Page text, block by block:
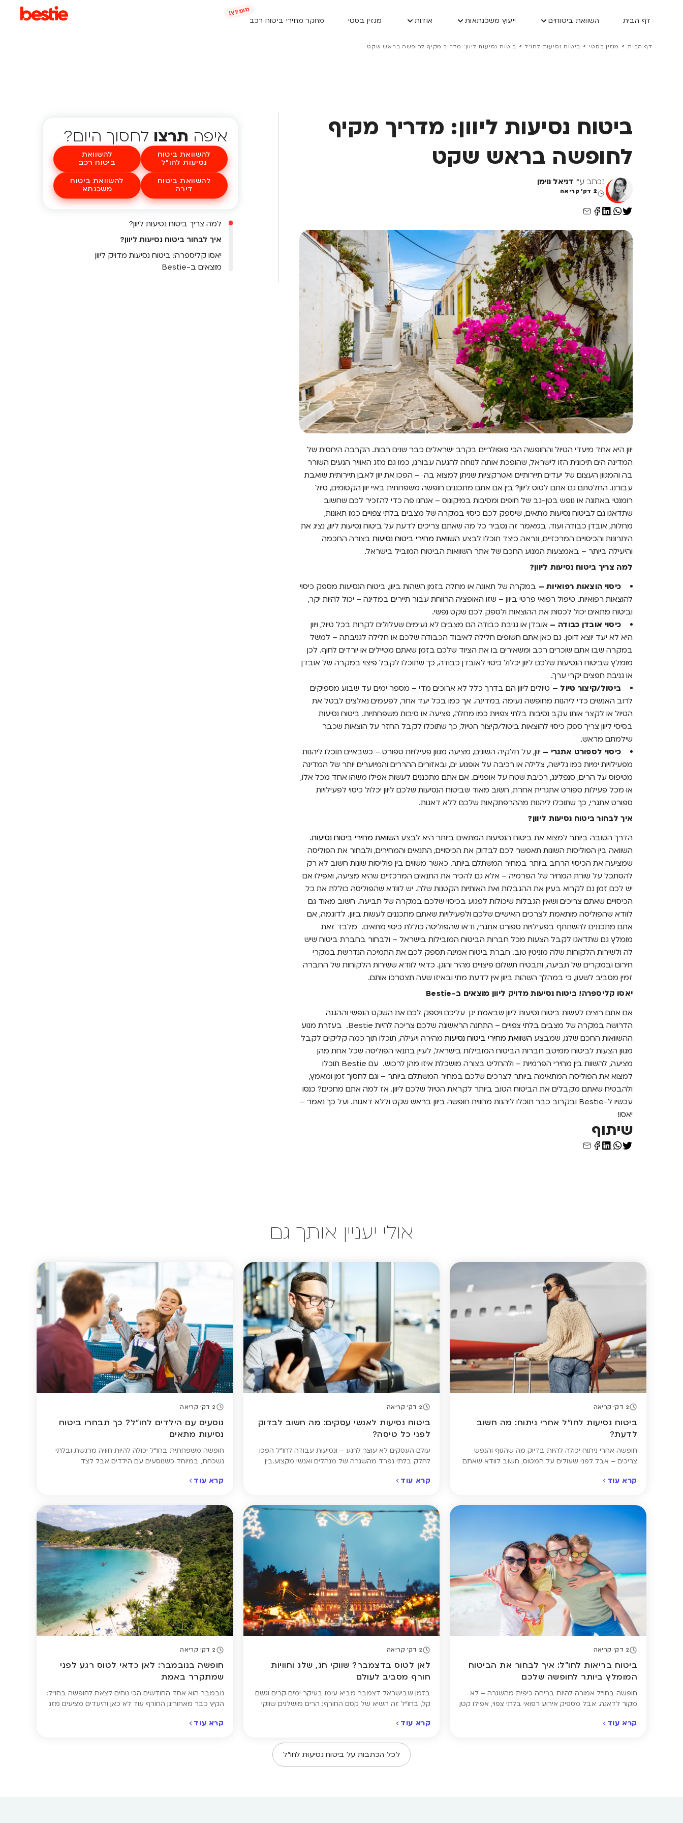
דף הבית השוואת ביטוחים ייעוץ משכנתאות אודות מגזין בסטי מחקר מחירי ביטוח רכב
דף הבית > מגזין בסטי > ביטוח נסיעות לחו״ל > ביטוח נסיעות ליוון: מדריך מקיף לחופשה בראש שקט
ביטוח נסיעות ליוון: מדריך מקיף
לחופשה בראש שקט
נכתב ע"י דניאל נוימן
2 דק' קריאה
יוון היא אחד מיעדי הטיול והחופשה הכי פופולריים בקרב ישראלים כבר שנים רבות. הקרבה היחסית של
המדינה הים תיכונית הזו לישראל, שהופכת אותה לנוחה להגעה עבורנו, כמו גם מזג האוויר הנעים השורר
בה והמגוון העצום של יעדים תיירותיים ואטרקציות שניתן למצוא בה – הפכו את יוון לאבן תיירותית שואבת
עבורנו. החלטתם גם אתם לטוס ליוון? בין אם אתם מתכננים חופשה משפחתית באיי יוון הקסומים, טיול
רומנטי באתונה או נופש בטן-גב של חופים ומסיבות במיקונוס – אנחנו פה כדי להזכיר לכם שחשוב
שתדאגו גם לביטוח נסיעות מתאים, שיספק לכם כיסוי במקרה של מצבים בלתי צפויים כמו תאונות,
מחלות, אובדן כבודה ועוד. במאמר זה נסביר כל מה שאתם צריכים לדעת על ביטוח נסיעות ליוון, נציג את
היתרונות והכיסויים המרכזיים, ונראה כיצד תוכלו לבצע השוואת מחירי ביטוח נסיעותבצורה החכמה
והיעילה ביותר – באמצעות המנוע החכם של אתר השוואות הביטוח המוביל בישראל.
למה צריך ביטוח נסיעות ליוון?
כיסוי הוצאות רפואיות – במקרה של תאונה או מחלה בזמן השהות ביוון, ביטוח הנסיעות מספק כיסוי
להוצאות רפואיות. טיפול רפואי פרטי ביוון – שזו האופציה הרווחת עבור תיירים במדינה – יכול להיות יקר,
וביטוח מתאים יכול לכסות את ההוצאות ולספק לכם שקט נפשי.
כיסוי אובדן כבודה – אובדן או גניבת כבודה הם מצבים לא נעימים שעלולים לקרות בכל טיול, ויוון
היא לא יעד יוצא דופן. גם כאן אתם חשופים חלילה לאיבוד הכבודה שלכם או חלילה לגניבתה – למשל
במקרה שבו אתם שוכרים רכב ומשאירים בו את הציוד שלכם בזמן שאתם מטיילים או יורדים לחוף. לכן
מומלץ שביטוח הנסיעות שלכם ליוון יכלול כיסוי לאובדן כבודה, כך שתוכלו לקבל פיצוי במקרה של אובדן
או גניבת חפצים יקרי ערך.
ביטול/קיצור טיול – טיולים ליוון הם בדרך כלל לא ארוכים מדי – מספר ימים עד שבוע מספיקים
לרוב האנשים כדי ליהנות מחופשה נעימה במדינה. אך כמו בכל יעד אחר, לפעמים נאלצים לבטל את
הטיול או לקצר אותו עקב נסיבות בלתי צפויות כמו מחלה, פציעה או סיבות משפחתיות. ביטוח נסיעות
בסיסי ליוון צריך ספק כיסוי להוצאות ביטול/קיצור הטיול, כך שתוכלו לקבל החזר על הוצאות שכבר
שילמתם מראש.
כיסוי לספורט אתגרי – יוון, על חלקיה השונים, מציעה מגוון פעילויות ספורט – כשבאיים תוכלו ליהנות
מפעילויות ימיות כמו גלישה, צלילה או רכיבה על אופנוע ים, ובאזורים ההררים והמיוערים יותר של המדינה
מטיפוס על הרים, סנפלינג, רכיבת שטח על אופניים. אם אתם מתכננים לעשות אפילו משהו אחד מכל אלו,
או מכל פעילות ספורט אתגרית אחרת, חשוב מאוד שביטוח הנסיעות שלכם ליוון יכלול כיסוי לפעילויות
ספורט אתגרי, כך שתוכלו ליהנות מההרפתקאות שלכם ללא דאגות.
איך לבחור ביטוח נסיעות ליוון?
הדרך הטובה ביותר למצוא את ביטוח הנסיעות המתאים ביותר היא לבצע השוואת מחירי ביטוח נסיעות.
השוואה בין הפוליסות השונות תאפשר לכם לבדוק את הכיסויים, התנאים והמחירים, ולבחור את הפוליסה
שמציעה את הכיסוי הרחב ביותר במחיר המשתלם ביותר. כאשר משווים בין פוליסות שונות חשוב לא רק
להסתכל על שורת המחיר של הפרמיה – אלא גם להכיר את התנאים המרכזיים שהיא מציעה, ואפילו אם
יש לכם זמן גם לקרוא בעיון את ההגבלות ואת האותיות הקטנות שלה. יש לוודא שהפוליסה כוללת את כל
הכיסויים שאתם צריכים ושאין הגבלות שיכולות לפגוע בכיסוי שלכם במקרה של תביעה. חשוב מאוד גם
לוודא שהפוליסה מותאמת לצרכים האישיים שלכם ולפעילויות שאתם מתכננים לעשות ביוון. לדוגמה, אם
אתם מתכננים להשתתף בפעילויות ספורט אתגרי, ודאו שהפוליסה כוללת כיסוי מתאים. מלבד זאת
מומלץ גם שתדאגו לקבל הצעות מכל חברות הביטוח המובילות בישראל – ולבחור בחברת ביטוח שיש
לה ולשירות הלקוחות שלה מוניטין טוב. חברת ביטוח אמינה תספק לכם את התמיכה הנדרשת במקרי
חירום ובמקרים של תביעה, ותבטיח תשלום פיצויים מהיר והוגן. כדאי לוודא ששירות הלקוחות של החברה
זמין מסביב לשעון, כי במהלך השהות ביוון אין לדעת מתי ובאיזו שעה תצטרכו אותם.
יאסו קליספרה! ביטוח נסיעות מדויק ליוון מוצאים ב-Bestie
אם אתם רוצים לעשות ביטוח נסיעות ליוון שבאמת יגן עליכם ויספק לכם את השקט הנפשי וההגנה
הדרושה במקרה של מצבים בלתי צפויים – התחנה הראשונה שלכם צריכה להיות Bestie.
בעזרת מנוע
ההשוואות החכם שלנו, שמבצע השוואת מחירי ביטוח נסיעותמהירה ויעילה, תוכלו תוך כמה קליקים לקבל
מגוון הצעות לביטוח ממיטב חברות הביטוח המובילות בישראל, לעיין בתנאי הפוליסה שכל אחת מהן
מציעה, להשוות בין מחירי הפרמיות – ולהחליט בצורה מושכלת איזו מהן לרכוש.
עם Bestie תוכלו
למצוא את הפוליסה המתאימה ביותר לצרכים שלכם במחיר המשתלם ביותר – וגם לחסוך זמן ומאמץ,
ולהבטיח שאתם מקבלים את הביטוח הטוב ביותר לקראת הטיול שלכם ליוון. אז למה אתם מחכים? כנסו
עכשיו ל-Bestie ובקרוב כבר תוכלו ליהנות מחווית חופשה ביוון בראש שקט וללא דאגות. ועל כך נאמר –
יאסו!
שיתוף
איפה תרצו לחסוך היום?
להשוואת ביטוח
נסיעות לחו"ל
להשוואת
ביטוח רכב
להשוואת ביטוח
דירה
להשוואת ביטוח
משכנתא
למה צריך ביטוח נסיעות ליוון?
איך לבחור ביטוח נסיעות ליוון?
יאסו קליספרה! ביטוח נסיעות מדויק ליוון
מוצאים ב-Bestie
אולי יעניין אותך גם
2 דק' קריאה
ביטוח נסיעות לחו"ל אחרי ניתוח: מה חשוב
לדעת?
חופשה אחרי ניתוח יכולה להיות בדיוק מה שהגוף והנפש
צריכים – אבל לפני שעולים על המטוס, חשוב לוודא שאתם
לא כל פוליסה תספק כיסוי מתאים. לכן חשוב לבצע השוואת
הרחבה למצב רפואי קיים, ולוודא שכל תרחיש מכוסה […]
קרא עוד
2 דק' קריאה
ביטוח נסיעות לאנשי עסקים: מה חשוב לבדוק
לפני כל טיסה?
עולם העסקים לא עוצר לרגע – ונסיעות עבודה לחו"ל הפכו
לחלק בלתי נפרד מהשגרה של מנהלים ואנשי מקצוע.בין
לשכוח: ביטוח נסיעות מתאים. ביטוח נסיעות לחו"ל אולי לא
מאשר בחופשה רגילה. גם בנסיעות עסקיות יש סיכון
לעיכובים, אובדן […]
קרא עוד
2 דק' קריאה
נוסעים עם הילדים לחו"ל? כך תבחרו ביטוח
נסיעות מתאים
חופשה משפחתית בחו"ל יכולה להיות חוויה מרגשת ובלתי
נשכחת, במיוחד כשנוסעים עם הילדים. אבל לצד
או פציעה קטנה עלולות להפוך למצב מורכב. לכן חשוב
רפואיות ועד טיפול חירום – כדי שתוכלו ליהנות מהטיול
בראש שקט ובלב רגוע. הנה […]
קרא עוד
2 דק' קריאה
ביטוח בריאות לחו"ל: איך לבחור את הביטוח
המומלץ ביותר לחופשה שלכם
חופשה בחו"ל אמורה להיות בריחה כיפית מהשגרה – לא
מקור לדאגה. אבל מספיק אירוע רפואי בלתי צפוי, אפילו קטן,
בדיוק לשם כך נועד ביטוח הנסיעות לחו"ל: הוא מעניק הגנה
קרא עוד
2 דק' קריאה
לאן לטוס בדצמבר? שווקי חג, שלג וחוויות
חורף מסביב לעולם
בזמן שבישראל דצמבר מביא עימו בעיקר ימים קרים וגשם
קל, בחו"ל זה השיא של קסם החורף: הרים מושלגים, שווקי
זהו זמן מושלם לחופשת סקי משפחתית, סופ"ש רומנטי
חמישה יעדים מושלמים לדצמבר, יחד עם טיפים שיעזרו […]
קרא עוד
2 דק' קריאה
חופשה בנובמבר: לאן כדאי לטוס רגע לפני
שמתקרר באמת
נובמבר הוא אחד החודשים הכי נוחים לצאת לחופשה בחו"ל:
הקיץ כבר מאחורינו, החורף עוד לא כאן, והיעדים מציעים מזג
זה הזמן ליהנות מהחופים שעדיין חמים, מהערים הגדולות
קרא עוד
לכל הכתבות על ביטוח נסיעות לחו״ל